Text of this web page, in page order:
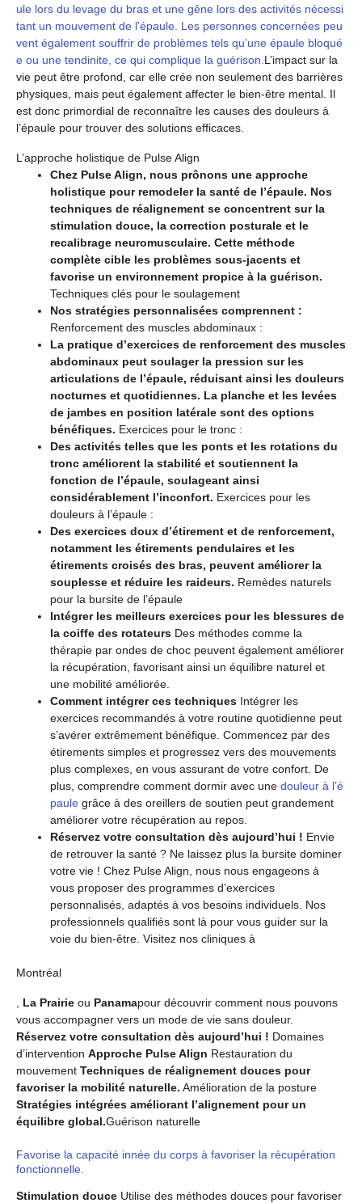
ule lors du levage du bras et une gêne lors des activités nécessi
tant un mouvement de l’épaule. Les personnes concernées peu
vent également souffrir de problèmes tels qu’une épaule bloqué
e ou une tendinite, ce qui complique la guérison. L’impact sur la
vie peut être profond, car elle crée non seulement des barrières
physiques, mais peut également affecter le bien-être mental. Il
est donc primordial de reconnaître les causes des douleurs à
l’épaule pour trouver des solutions efficaces.
L’approche holistique de Pulse Align
Chez Pulse Align, nous prônons une approche
holistique pour remodeler la santé de l’épaule. Nos
techniques de réalignement se concentrent sur la
stimulation douce, la correction posturale et le
recalibrage neuromusculaire. Cette méthode
complète cible les problèmes sous-jacents et
favorise un environnement propice à la guérison.
Techniques clés pour le soulagement
Nos stratégies personnalisées comprennent :
Renforcement des muscles abdominaux :
La pratique d’exercices de renforcement des muscles
abdominaux peut soulager la pression sur les
articulations de l’épaule, réduisant ainsi les douleurs
nocturnes et quotidiennes. La planche et les levées
de jambes en position latérale sont des options
bénéfiques. Exercices pour le tronc :
Des activités telles que les ponts et les rotations du
tronc améliorent la stabilité et soutiennent la
fonction de l’épaule, soulageant ainsi
considérablement l’inconfort. Exercices pour les
douleurs à l’épaule :
Des exercices doux d’étirement et de renforcement,
notamment les étirements pendulaires et les
étirements croisés des bras, peuvent améliorer la
souplesse et réduire les raideurs. Remèdes naturels
pour la bursite de l’épaule
Intégrer les meilleurs exercices pour les blessures de
la coiffe des rotateurs Des méthodes comme la
thérapie par ondes de choc peuvent également améliorer
la récupération, favorisant ainsi un équilibre naturel et
une mobilité améliorée.
Comment intégrer ces techniques Intégrer les
exercices recommandés à votre routine quotidienne peut
s’avérer extrêmement bénéfique. Commencez par des
étirements simples et progressez vers des mouvements
plus complexes, en vous assurant de votre confort. De
plus, comprendre comment dormir avec une douleur à l’é
paule grâce à des oreillers de soutien peut grandement
améliorer votre récupération au repos.
Réservez votre consultation dès aujourd’hui ! Envie
de retrouver la santé ? Ne laissez plus la bursite dominer
votre vie ! Chez Pulse Align, nous nous engageons à
vous proposer des programmes d’exercices
personnalisés, adaptés à vos besoins individuels. Nos
professionnels qualifiés sont là pour vous guider sur la
voie du bien-être. Visitez nos cliniques à
Montréal
La Prairie ou Panamapour découvrir comment nous pouvons
vous accompagner vers un mode de vie sans douleur.
Réservez votre consultation dès aujourd’hui ! Domaines
d’intervention Approche Pulse Align Restauration du
mouvement Techniques de réalignement douces pour
favoriser la mobilité naturelle. Amélioration de la posture
Stratégies intégrées améliorant l’alignement pour un
équilibre global.Guérison naturelle
Favorise la capacité innée du corps à favoriser la récupération
fonctionnelle.
Stimulation douce Utilise des méthodes douces pour favoriser